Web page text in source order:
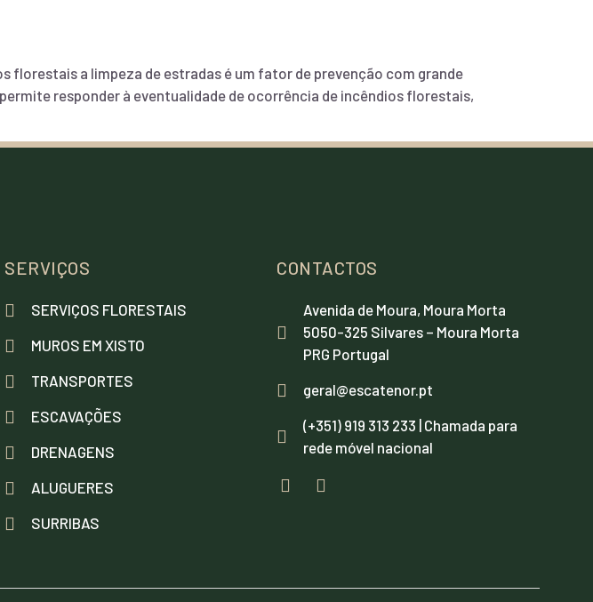
florestais a limpeza de estradas é um fator de prevenção com grande
responder à eventualidade de ocorrência de incêndios florestais,
SERVIÇOS
SERVIÇOS FLORESTAIS
MUROS EM XISTO
TRANSPORTES
ESCAVAÇÕES
DRENAGENS
ALUGUERES
SURRIBAS
CONTACTOS
Avenida de Moura, Moura Morta
5050-325 Silvares – Moura Morta
PRG Portugal
geral@escatenor.pt
(+351) 919 313 233 | Chamada para
rede móvel nacional